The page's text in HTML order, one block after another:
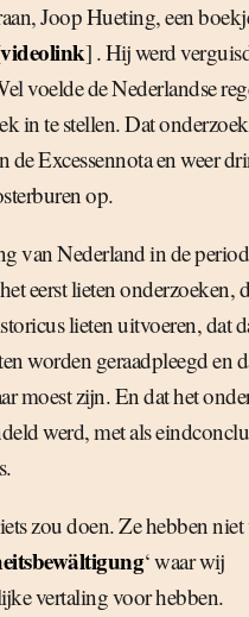
Joop Hueting, een
videolink] . Hij werd
voelde de Nederlandse
in te stellen. Dat onderzoek
de Excessennota en weer
op.
van Nederland in de
eerst lieten onderzoeken,
lieten uitvoeren, dat
worden geraadpleegd en
moest zijn. En dat het
werd, met als
zou doen. Ze hebben
‘ waar wij
vertaling voor hebben.